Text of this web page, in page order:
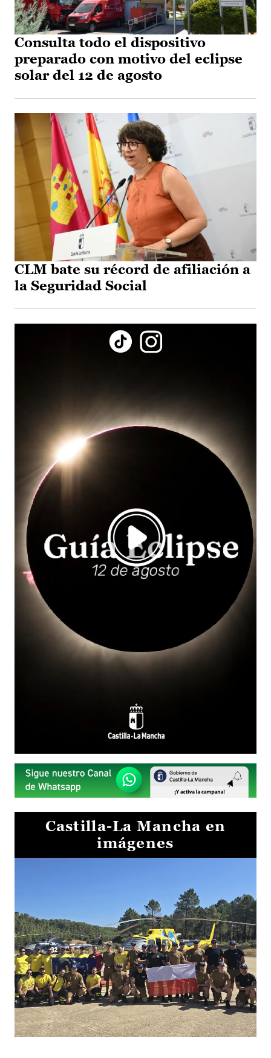
Consulta todo el dispositivo
preparado con motivo del eclipse
solar del 12 de agosto
CLM bate su récord de afiliación a
la Seguridad Social
Castilla-La Mancha en
imágenes